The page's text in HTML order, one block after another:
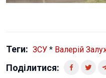
Теги: ЗСУ * Валерій
Поділитися: